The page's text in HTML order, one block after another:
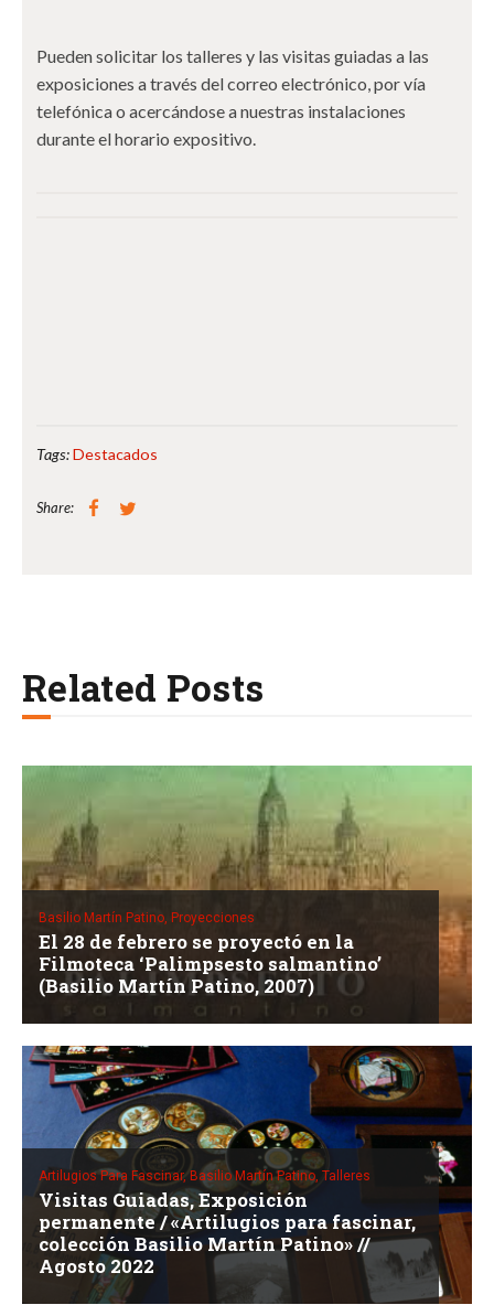
Pueden solicitar los talleres y las visitas guiadas a las
exposiciones a través del correo electrónico, por vía
telefónica o acercándose a nuestras instalaciones
durante el horario expositivo.
Tags:Destacados
Share:
Related Posts
Basilio Martín Patino, Proyecciones
El 28 de febrero se proyectó en la
Filmoteca ‘Palimpsesto salmantino’
(Basilio Martín Patino, 2007)
Artilugios Para Fascinar, Basilio Martín Patino, Talleres
Visitas Guiadas, Exposición
permanente / «Artilugios para fascinar,
colección Basilio Martín Patino» //
Agosto 2022